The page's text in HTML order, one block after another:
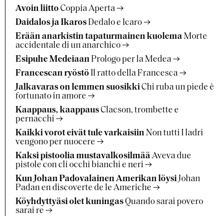
Avoin liittoCoppia Aperta
Daidalos ja Ikaros Dedalo e Icaro
Erään anarkistin tapaturmainen kuolemaMorte
accidentale di un anarchico
Esipuhe Medeiaan Prologo per la Medea
Francescan ryöstö Il ratto della Francesca
Jalkavaras on lemmen suosikkiChi ruba un piede è
fortunato in amore
Kaappaus, kaappausClacson, trombette e
pernacchi
Kaikki vorot eivät tule varkaisiinNon tutti I ladri
vengono per nuocere
Kaksi pistoolia mustavalkosilmääAveva due
pistole con cli occhi bianchi e neri
Kun Johan Padovalainen Amerikan löysiJohan
Padan en discoverte de le Americhe
Köyhdyttyäsi olet kuningasQuando sarai povero
sarai re